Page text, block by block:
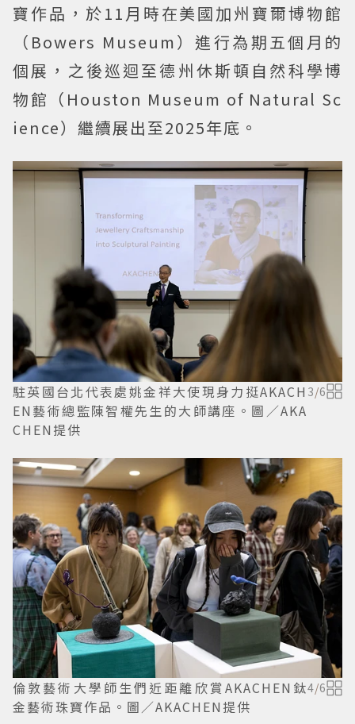
寶作品，於11月時在美國加州寶爾博物館
（Bowers Museum）進行為期五個月的
個展，之後巡迴至德州休斯頓自然科學博
物館（Houston Museum of Natural Sc
ience）繼續展出至2025年底。
駐英國台北代表處姚金祥大使現身力挺AKACH
EN藝術總監陳智權先生的大師講座。圖／AKA
CHEN提供
3/6
倫敦藝術大學師生們近距離欣賞AKACHEN鈦
金藝術珠寶作品。圖／AKACHEN提供
4/6